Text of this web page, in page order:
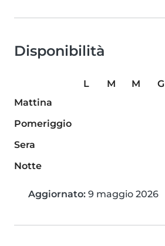
Disponibilità
L M M G
Mattina
Pomeriggio
Sera
Notte
Aggiornato: 9 maggio 2026